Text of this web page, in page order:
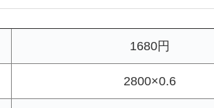
1680円
2800×0.6